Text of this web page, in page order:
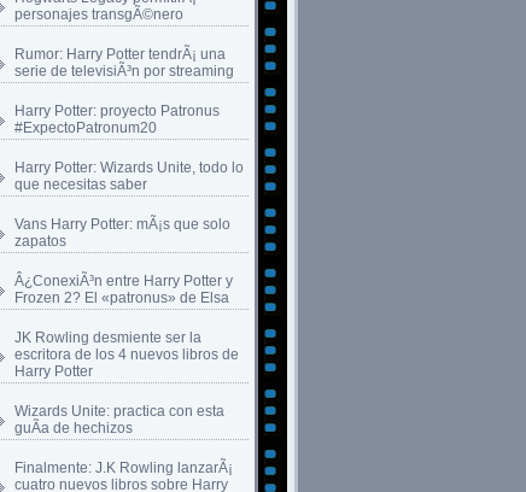
personajes transgÃ©nero
Rumor: Harry Potter tendrÃ¡ una
serie de televisiÃ³n por streaming
Harry Potter: proyecto Patronus
#ExpectoPatronum20
Harry Potter: Wizards Unite, todo lo
que necesitas saber
Vans Harry Potter: mÃ¡s que solo
zapatos
Â¿ConexiÃ³n entre Harry Potter y
Frozen 2? El «patronus» de Elsa
JK Rowling desmiente ser la
escritora de los 4 nuevos libros de
Harry Potter
Wizards Unite: practica con esta
guÃ­a de hechizos
Finalmente: J.K Rowling lanzarÃ¡
cuatro nuevos libros sobre Harry